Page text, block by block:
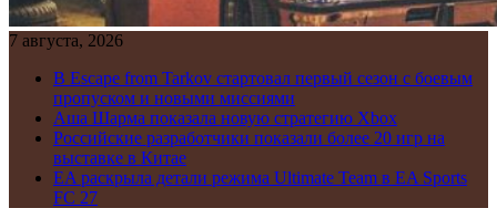
7 августа, 2026
В Escape from Tarkov стартовал первый сезон с боевым
пропуском и новыми миссиями
Аша Шарма показала новую стратегию Xbox
Российские разработчики показали более 20 игр на
выставке в Китае
EA раскрыла детали режима Ultimate Team в EA Sports
FC 27